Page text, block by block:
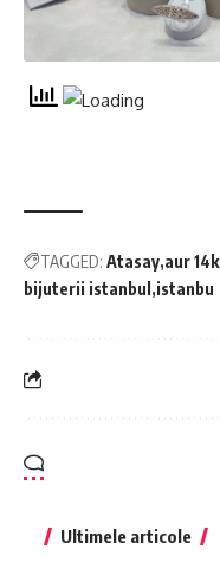
TAGGED: Atasay aur 14k
bijuterii istanbul istanbu
Ultimele articole